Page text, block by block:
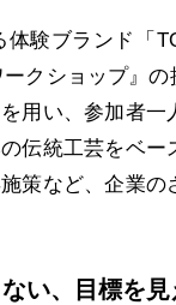
験ブランド「
クショップ』
用い、参加者一
伝統工芸をベ
策など、企業
い、目標を